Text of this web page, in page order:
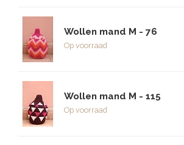
Wollen mand M - 76
Op voorraad
Wollen mand M - 115
Op voorraad